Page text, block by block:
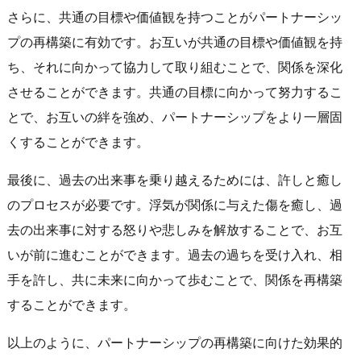
さらに、共通の目標や価値観を持つことがパートナーシッ
プの再構築に有効です。お互いが共通の目標や価値観を持
ち、それに向かって協力して取り組むことで、関係を深化
させることができます。共通の目標に向かって努力するこ
とで、お互いの絆を強め、パートナーシップをより一層固
くすることができます。
最後に、過去の出来事を乗り越えるためには、許しと癒し
のプロセスが必要です。浮気が関係に与えた傷を癒し、過
去の出来事に対する怒りや悲しみを解放することで、お互
いが前に進むことができます。過去の過ちを受け入れ、相
手を許し、共に未来に向かって歩むことで、関係を再構築
することができます。
以上のように、パートナーシップの再構築に向けた効果的